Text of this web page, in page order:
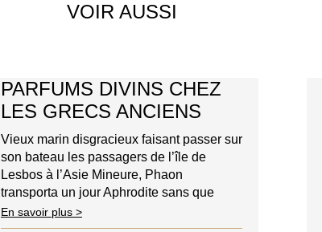
VOIR AUSSI
PARFUMS DIVINS CHEZ
LES GRECS ANCIENS
Vieux marin disgracieux faisant passer sur
son bateau les passagers de l’île de
Lesbos à l’Asie Mineure, Phaon
transporta un jour Aphrodite sans que
celle-ci lui signale sa divine identité.
En savoir plus >